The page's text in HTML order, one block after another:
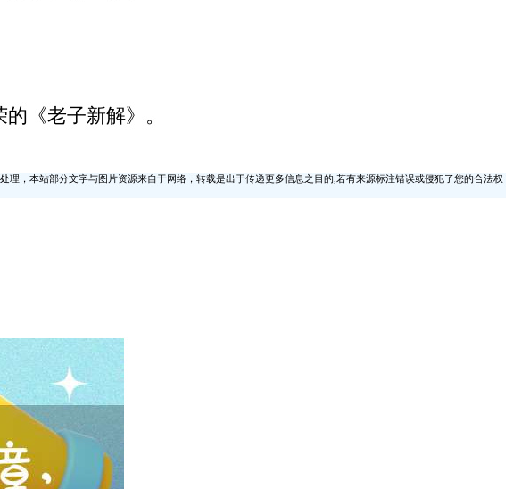
《老子新解》。
，本站部分文字与图片资源来自于网络，转载是出于传递更多信息之目的,若有来源标注错误或侵犯了您的合法权